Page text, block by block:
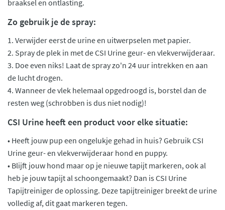
braaksel en ontlasting.
Zo gebruik je de spray:
1. Verwijder eerst de urine en uitwerpselen met papier.
2. Spray de plek in met de CSI Urine geur- en vlekverwijderaar.
3. Doe even niks! Laat de spray zo'n 24 uur intrekken en aan
de lucht drogen.
4. Wanneer de vlek helemaal opgedroogd is, borstel dan de
resten weg (schrobben is dus niet nodig)!
CSI Urine heeft een product voor elke situatie:
• Heeft jouw pup een ongelukje gehad in huis? Gebruik CSI
Urine geur- en vlekverwijderaar hond en puppy.
• Blijft jouw hond maar op je nieuwe tapijt markeren, ook al
heb je jouw tapijt al schoongemaakt? Dan is CSI Urine
Tapijtreiniger de oplossing. Deze tapijtreiniger breekt de urine
volledig af, dit gaat markeren tegen.